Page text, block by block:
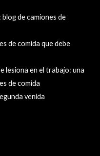
de camiones de
de comida que debe
lesiona en el trabajo: una
de comida
venida